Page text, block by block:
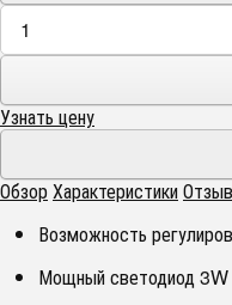
Узнать цену
ОбзорХарактеристики
Возможность
Мощный светодиод